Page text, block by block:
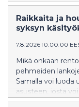
samaan aikaan.
Raikkaita ja
syksyn
7.8.2026 10:00:00
Mikä onkaan
pehmeiden
Samalla voi luoda
asusteen, josta
itselle tai